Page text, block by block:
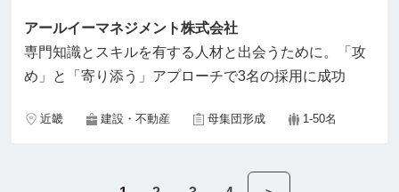
アールイーマネジメント株式会社
専門知識とスキルを有する人材と出会うために。「攻
め」と「寄り添う」アプローチで3名の採用に成功
近畿 建設・不動産 母集団形成 1-50名